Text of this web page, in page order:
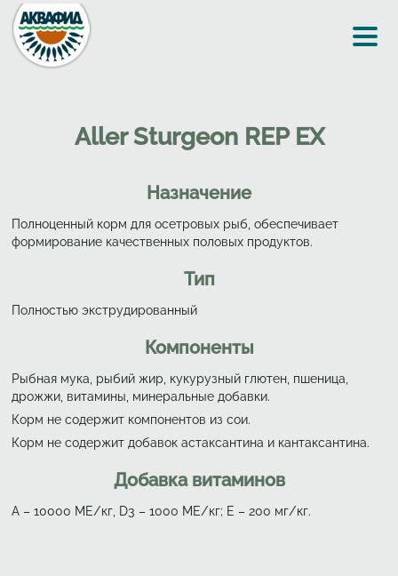
Перейти к основному содержанию
Aller Sturgeon REP EX
Назначение
Полноценный корм для осетровых рыб, обеспечивает
формирование качественных половых продуктов.
Тип
Полностью экструдированный
Компоненты
Рыбная мука, рыбий жир, кукурузный глютен, пшеница,
дрожжи, витамины, минеральные добавки.
Корм не содержит компонентов из сои.
Корм не содержит добавок астаксантина и кантаксантина.
Добавка витаминов
А – 10000 МЕ/кг, D3 – 1000 ME/кг; Е – 200 мг/кг.